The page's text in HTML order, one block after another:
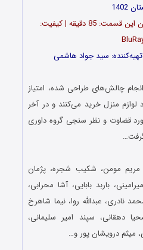
1402
تعداد قسمت‌: … | مدت زمان این قسمت: 85 دقیقه | کیفیت:
سید جواد هاشمی
چالش‌های طراحی شده، امتیاز
لوازم منزل خرید می‌کنند و در آخر
قضاوت و نظر سنجی گروه داوری
مریم مومن، شکیب شجره، پژمان
باربد بابایی، آشا محرابی،
نادری، عبدالله روا، نیما شاهرخ
دهقانی، سپند امیر سلیمانی،
میثم درویشان پور و…